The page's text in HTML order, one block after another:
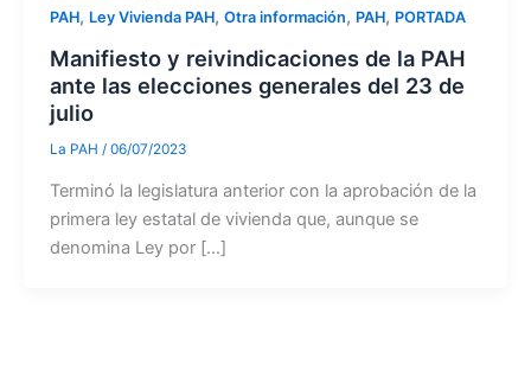
PAH, Ley Vivienda PAH, Otra información, PAH, PORTADA
Manifiesto y reivindicaciones de la PAH
ante las elecciones generales del 23 de
julio
La PAH / 06/07/2023
Terminó la legislatura anterior con la aprobación de la
primera ley estatal de vivienda que, aunque se
denomina Ley por […]